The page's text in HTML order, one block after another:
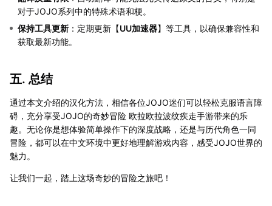
对于JOJO系列中的特殊术语和梗。
保持工具更新 ：定期更新【UU加速器】等工具，以确保兼容性和
获取最新功能。
五. 总结
通过本文介绍的汉化方法，相信各位JOJO迷们可以轻松克服语言障
碍，充分享受JOJO的奇妙冒险 欧拉欧拉波纹疾走手游带来的乐
趣。无论你是想体验简单操作下的深度战略，还是与历代角色一同
冒险，都可以在中文环境中更好地理解游戏内容，感受JOJO世界的
魅力。
让我们一起，踏上这场奇妙的冒险之旅吧！